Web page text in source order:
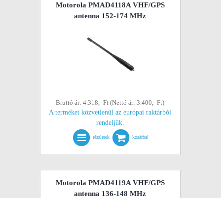
Motorola PMAD4118A VHF/GPS
antenna 152-174 MHz
Bruttó ár: 4.318,- Ft (Nettó ár: 3.400,- Ft)
A terméket közvetlenül az európai raktárból
rendeljük.
részletek kosárba!
Motorola PMAD4119A VHF/GPS
antenna 136-148 MHz